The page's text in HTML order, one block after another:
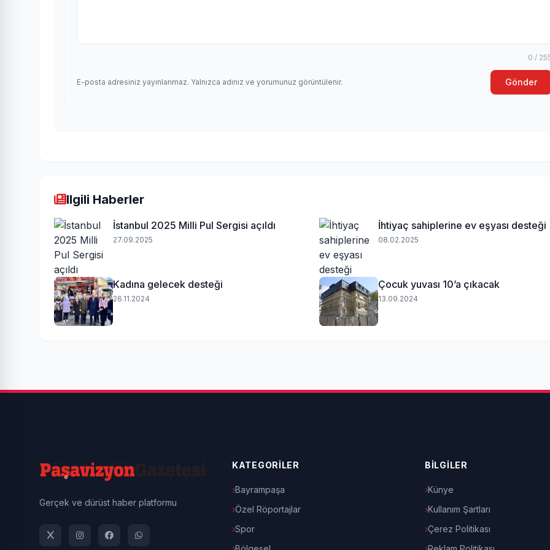
0 /
E-posta adresiniz yayınlanmaz. Yalnızca adınız ve yorumunuz görüntülenir. Gönder
Ilgili Haberler
İstanbul 2025 Milli Pul Sergisi açıldı
27.09.2025
İhtiyaç sahiplerine ev eşyası desteği
08.02.2025
Kadına gelecek desteği
26.11.2024
Çocuk yuvası 10’a çıkacak
13.09.2024
Gerçek ve dürüst haber platformu
KATEGORİLER
Bayrampaşa
Özel Röportajlar
Spor
BİLGİLER
Künye
Kullanım Şartları
Çerez Politikası